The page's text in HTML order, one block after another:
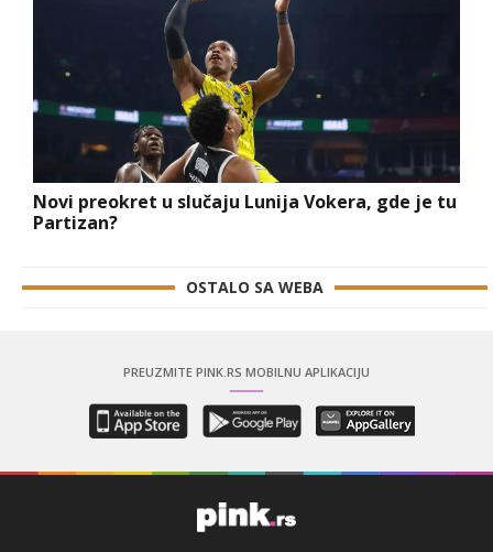
Novi preokret u slučaju Lunija Vokera, gde je tu
Partizan?
OSTALO SA WEBA
PREUZMITE PINK.RS MOBILNU APLIKACIJU